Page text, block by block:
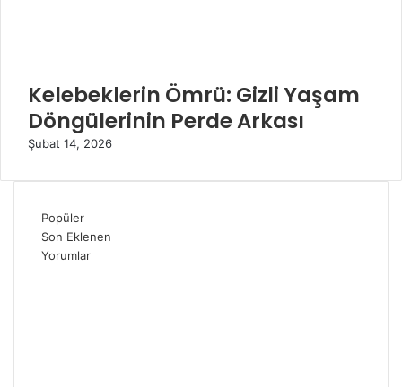
Kelebeklerin Ömrü: Gizli Yaşam
Döngülerinin Perde Arkası
Şubat 14, 2026
Popüler
Son Eklenen
Yorumlar